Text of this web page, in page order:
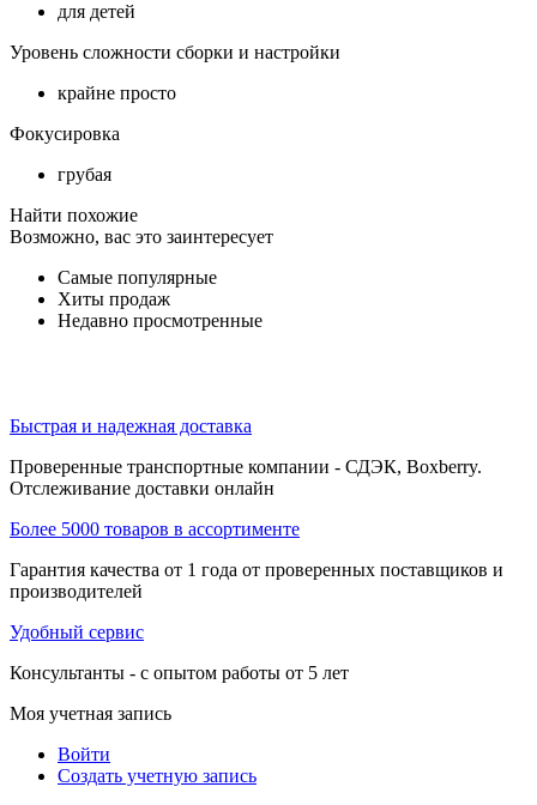
для детей
Уровень сложности сборки и настройки
крайне просто
Фокусировка
грубая
Найти похожие
Возможно, вас это заинтересует
Самые популярные
Хиты продаж
Недавно просмотренные
Быстрая и надежная доставка
Проверенные транспортные компании - СДЭК, Boxberry.
Отслеживание доставки онлайн
Более 5000 товаров в ассортименте
Гарантия качества от 1 года от проверенных поставщиков и
производителей
Удобный сервис
Консультанты - с опытом работы от 5 лет
Моя учетная запись
Войти
Создать учетную запись